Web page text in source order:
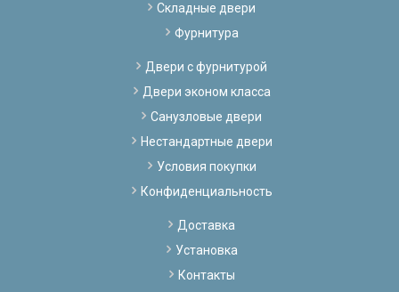
Складные двери
Фурнитура
Двери с фурнитурой
Двери эконом класса
Санузловые двери
Нестандартные двери
Условия покупки
Конфиденциальность
Доставка
Установка
Контакты